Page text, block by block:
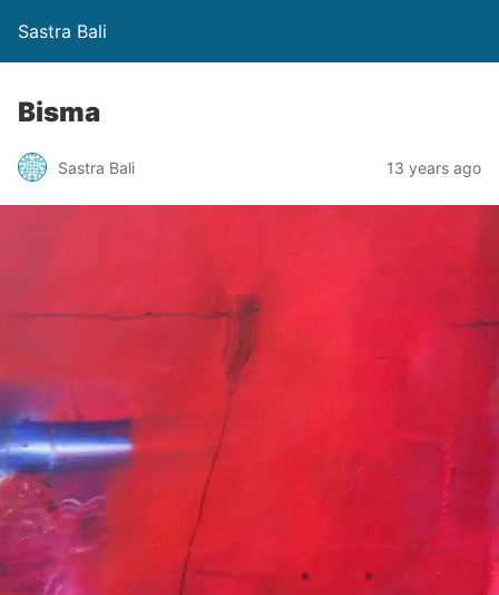
Sastra Bali
Bisma
Sastra Bali 13 years ago